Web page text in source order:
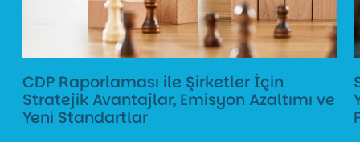
CDP Raporlaması ile Şirketler İçin
Stratejik Avantajlar, Emisyon Azaltımı ve
Yeni Standartlar